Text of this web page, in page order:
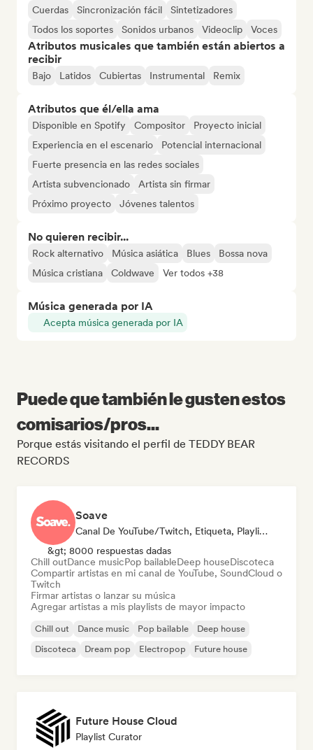
Cuerdas Sincronización fácil
Sintetizadores
Todos los soportes
Sonidos urbanos Videoclip Voces
Atributos musicales que también están abiertos a
recibir
Bajo Latidos Cubiertas Instrumental Remix
Atributos que él/ella ama
Disponible en Spotify Compositor
Proyecto inicial
Experiencia en el escenario
Potencial internacional
Fuerte presencia en las redes sociales
Artista subvencionado
Artista sin firmar
Próximo proyecto
Jóvenes talentos
No quieren recibir...
Rock alternativo Música asiática Blues
Bossa nova
Música cristiana
Coldwave Ver todos +38
Música generada por IA
Acepta música generada por IA
Puede que también le gusten estos
comisarios/pros...
Porque estás visitando el perfil de TEDDY BEAR
RECORDS
Soave
Canal De YouTube/Twitch, Etiqueta, Playlist Curator
&gt; 8000 respuestas dadas
Chill outDance musicPop bailableDeep houseDiscoteca
Compartir artistas en mi canal de YouTube, SoundCloud o
Twitch
Firmar artistas o lanzar su música
Agregar artistas a mis playlists de mayor impacto
Chill out Dance music Pop bailable
Deep house
Discoteca
Dream pop Electropop Future house
Future House Cloud
Playlist Curator